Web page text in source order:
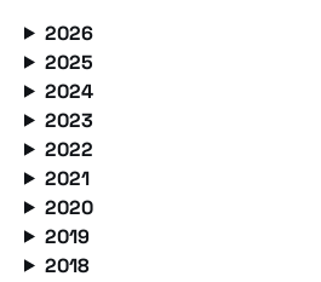
2026
2025
2024
2023
2022
2021
2020
2019
2018